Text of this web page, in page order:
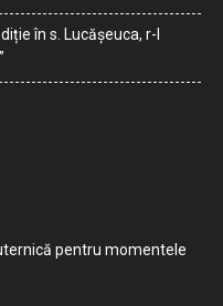
în s. Lucășeuca, r-l
pentru momentele